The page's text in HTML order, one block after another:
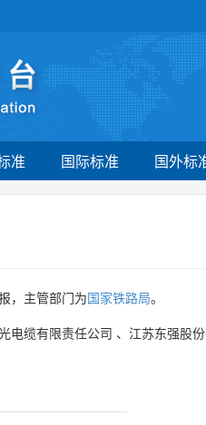
准 国际标准 国外标
，主管部门为国家铁路局。
电缆有限责任公司 、 江苏东强股